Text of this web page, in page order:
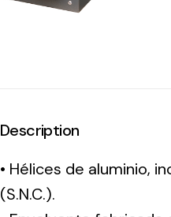
Description
• Hélices de aluminio,
(S.N.C.).